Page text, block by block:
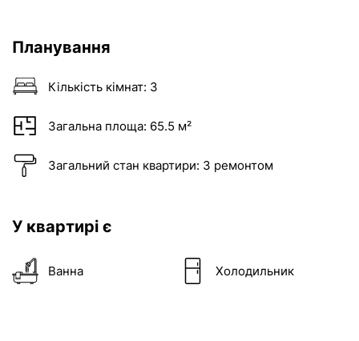
Планування
Кількість кімнат: 3
Загальна площа: 65.5 м²
Загальний стан квартири: З ремонтом
У квартирі є
Ванна Холодильник
Публікація оголошень доступна для